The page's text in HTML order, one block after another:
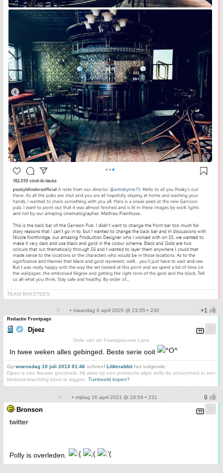
TEAM BAKSTEEN
• maandag 6 april 2020 @ 23:55 • 230
Redactie Frontpage
Djeez
Orde van de Paarsgepunte Lans
In twee weken alles gebinged. Beste serie ooit
Op woensdag 10 juli 2013 01:46 schreefLittlerabbithet volgende:
Djeez is een literaire grootheid. Hij weet op een poëtische wijze zelfs de schoonheid in een
kinderverkrachting bloot te leggen. Tuinbeeld kopen?
• vrijdag 16 april 2021 @ 18:59 • 231
Bronson
twitter
Polly is overleden.